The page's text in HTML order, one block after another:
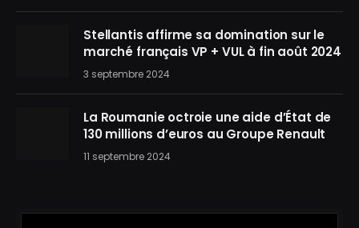
Stellantis affirme sa domination sur le
marché français VP + VUL à fin août 2024
3 septembre 2024
La Roumanie octroie une aide d’État de
130 millions d’euros au Groupe Renault
11 septembre 2024